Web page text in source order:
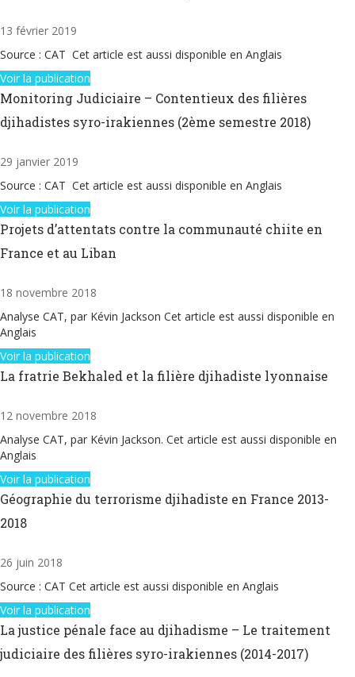
13 février 2019
Source : CAT Cet article est aussi disponible en Anglais
Voir la publication
Monitoring Judiciaire – Contentieux des filières
djihadistes syro-irakiennes (2ème semestre 2018)
29 janvier 2019
Source : CAT Cet article est aussi disponible en Anglais
Voir la publication
Projets d’attentats contre la communauté chiite en
France et au Liban
18 novembre 2018
Analyse CAT, par Kévin Jackson Cet article est aussi disponible en
Anglais
Voir la publication
La fratrie Bekhaled et la filière djihadiste lyonnaise
12 novembre 2018
Analyse CAT, par Kévin Jackson. Cet article est aussi disponible en
Anglais
Voir la publication
Géographie du terrorisme djihadiste en France 2013-
2018
26 juin 2018
Source : CAT Cet article est aussi disponible en Anglais
Voir la publication
La justice pénale face au djihadisme – Le traitement
judiciaire des filières syro-irakiennes (2014-2017)